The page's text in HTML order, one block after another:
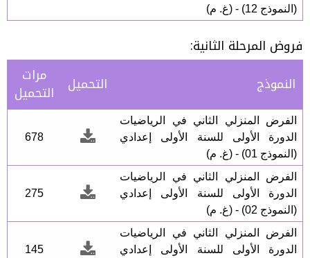
(النموذج 12) - (غ. م)
فروض المرحلة الثانية:
النموذج
التحميل مرات
التحميل
الفرض المنزلي الثاني في الرياضيات
الدورة الأولى للسنة الأولى إعدادي
(النموذج 01) - (غ. م)
678
الفرض المنزلي الثاني في الرياضيات
الدورة الأولى للسنة الأولى إعدادي
(النموذج 02) - (غ. م)
275
الفرض المنزلي الثاني في الرياضيات
الدورة الأولى للسنة الأولى إعدادي
145